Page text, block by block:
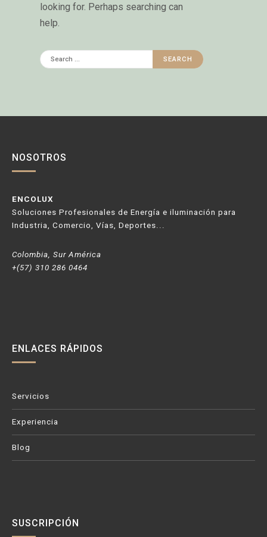
looking for. Perhaps searching can
help.
Search
NOSOTROS
ENCOLUX
Soluciones Profesionales de Energía e iluminación para
Industria, Comercio, Vías, Deportes...
Colombia, Sur América
+(57) 310 286 0464
ENLACES RÁPIDOS
Servicios
Experiencia
Blog
SUSCRIPCIÓN